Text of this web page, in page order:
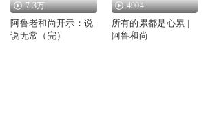
7.3万
阿鲁老和尚开示：说
说无常（完）
4904
所有的累都是心累 |
阿鲁和尚